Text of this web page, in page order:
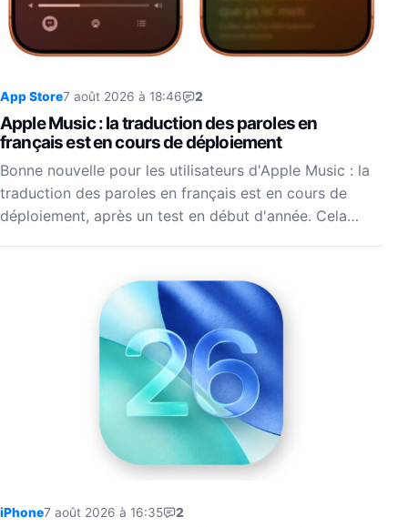
App Store7 août 2026 à 18:46 2
Apple Music : la traduction des paroles en
français est en cours de déploiement
Bonne nouvelle pour les utilisateurs d'Apple Music : la
traduction des paroles en français est en cours de
déploiement, après un test en début d'année. Cela…
iPhone7 août 2026 à 16:35 2